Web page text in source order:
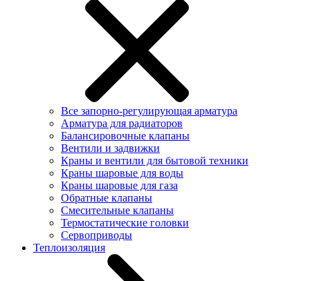
Все запорно-регулирующая арматура
Арматура для радиаторов
Балансировочные клапаны
Вентили и задвижки
Краны и вентили для бытовой техники
Краны шаровые для воды
Краны шаровые для газа
Обратные клапаны
Смесительные клапаны
Термостатические головки
Сервоприводы
Теплоизоляция